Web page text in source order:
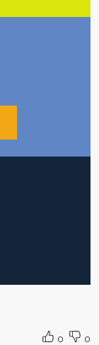
0 0